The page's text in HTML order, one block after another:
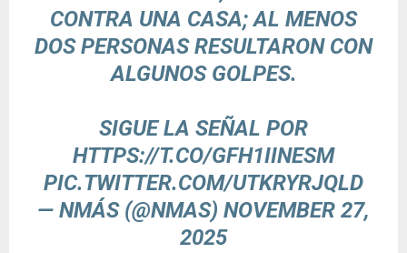
CONTRA UNA CASA; AL MENOS
DOS PERSONAS RESULTARON CON
ALGUNOS GOLPES.
SIGUE LA SEÑAL POR
HTTPS://T.CO/GFH1IINESM
PIC.TWITTER.COM/UTKRYRJQLD
— NMÁS (@NMAS) NOVEMBER 27,
2025